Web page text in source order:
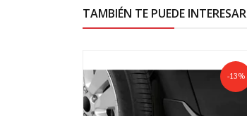
TAMBIÉN TE PUEDE INTERESAR
-13%